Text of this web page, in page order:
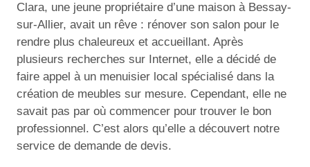
Clara, une jeune propriétaire d’une maison à Bessay-
sur-Allier, avait un rêve : rénover son salon pour le
rendre plus chaleureux et accueillant. Après
plusieurs recherches sur Internet, elle a décidé de
faire appel à un menuisier local spécialisé dans la
création de meubles sur mesure. Cependant, elle ne
savait pas par où commencer pour trouver le bon
professionnel. C’est alors qu’elle a découvert notre
service de demande de devis.